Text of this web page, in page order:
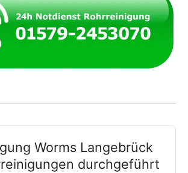
Worms Langebrück
durchgeführt